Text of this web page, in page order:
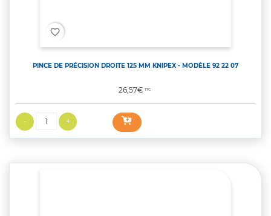
favorite_border
PINCE DE PRÉCISION DROITE 125 MM KNIPEX - MODÈLE 92 22 07
Prix
26,57€TTC